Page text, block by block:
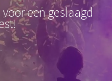
een geslaagd